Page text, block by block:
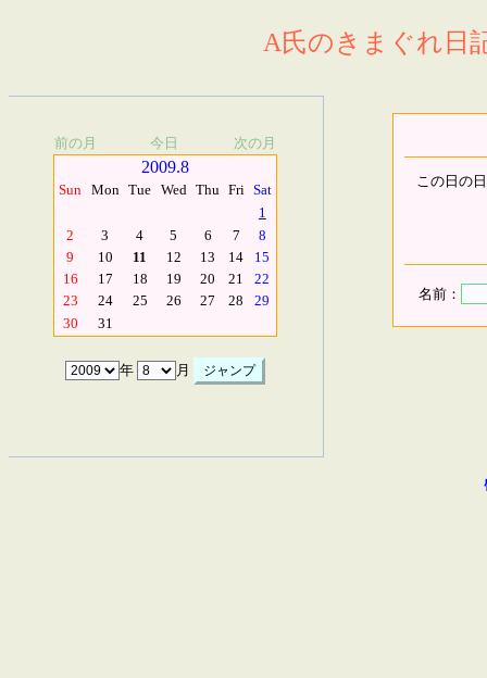
A氏のきまぐれ日
前の月 今日 次の月
2009.8
Sun Mon Tue Wed Thu Fri Sat
1
2
3 4 5 6 7
8
9
10 11 12 13 14
15
16
17 18 19 20 21
22
23
24 25 26 27 28
29
30
31
年 月
この日の
名前：